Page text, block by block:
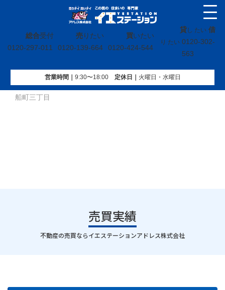
総合受付
0120-297-011
売りたい
0120-139-664
買いたい
0120-424-544
貸し たい 借
り たい 0120-302-
563
営業時間｜ 9:30〜18:00定休⽇｜ 火曜⽇・水曜⽇
イエステーション»売買実績»土地»福島県いわき市常磐関
船町三丁目
売買実績
｜
不動産の売買ならイエステーションアドレス株式会社